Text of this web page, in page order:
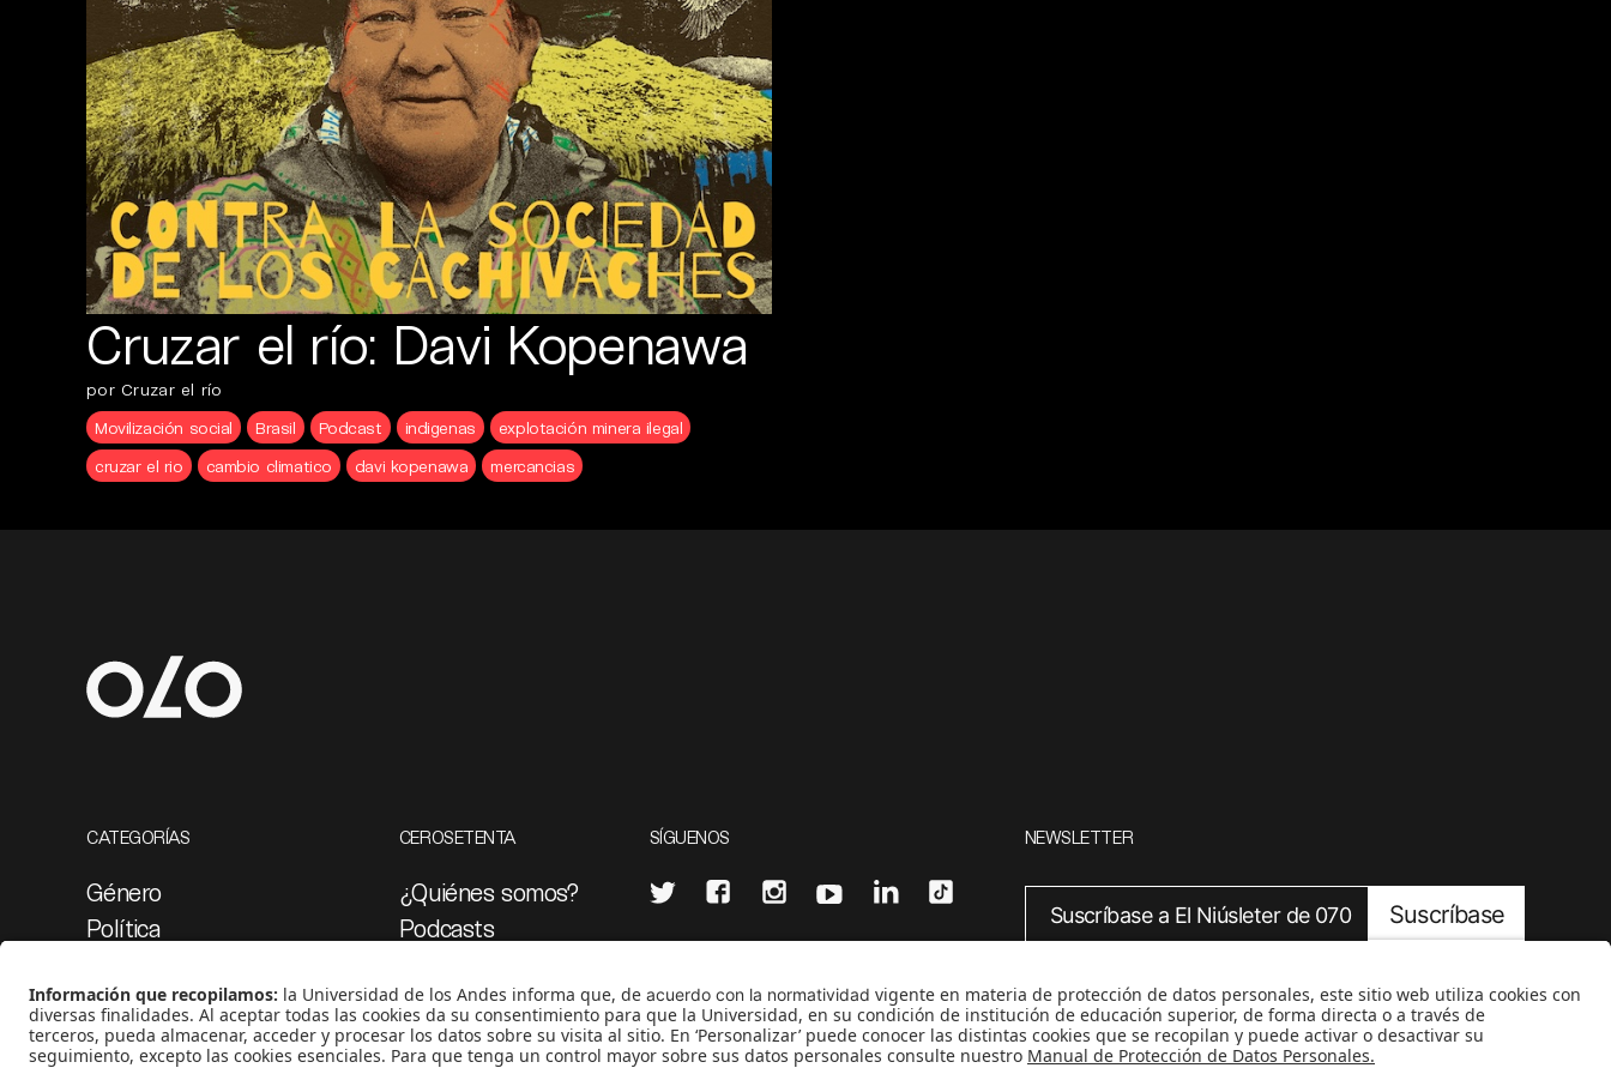
Cruzar el río: Davi Kopenawa
por Cruzar el río
Movilización social
Brasil Podcast indigenas
explotación minera ilegal
cruzar el rio
cambio climatico davi kopenawa mercancias
CATEGORÍAS
Género
Política
Medio ambiente
Medios y periodismo
CEROSETENTA
¿Quiénes somos?
Podcasts
Proyectos 070
SÍGUENOS
CONTÁCTANOS
cerosetenta@uniandes.edu.co
NEWSLETTER
Suscríbase